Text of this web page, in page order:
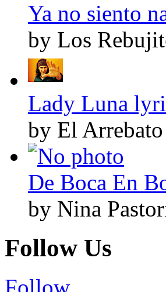
Ya no siento
by Los
Lady Luna
by El Arrebato
De Boca En
by Nina
Follow Us